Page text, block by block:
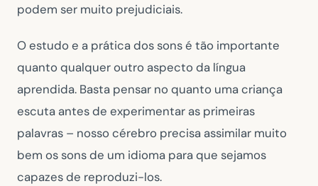
podem ser muito prejudiciais.
O estudo e a prática dos sons é tão importante
quanto qualquer outro aspecto da língua
aprendida. Basta pensar no quanto uma criança
escuta antes de experimentar as primeiras
palavras – nosso cérebro precisa assimilar muito
bem os sons de um idioma para que sejamos
capazes de reproduzi-los.